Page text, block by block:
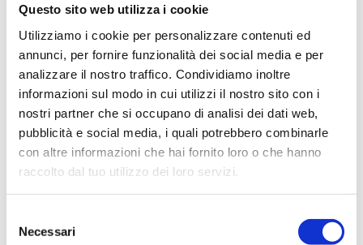
Questo sito web utilizza i cookie
Utilizziamo i cookie per personalizzare contenuti ed
annunci, per fornire funzionalità dei social media e per
analizzare il nostro traffico. Condividiamo inoltre
informazioni sul modo in cui utilizzi il nostro sito con i
nostri partner che si occupano di analisi dei dati web,
pubblicità e social media, i quali potrebbero combinarle
con altre informazioni che hai fornito loro o che hanno
raccolto dal tuo utilizzo dei loro servizi.
delNecessari
Описание
Документация
Альтернативная продукция
Запчасти